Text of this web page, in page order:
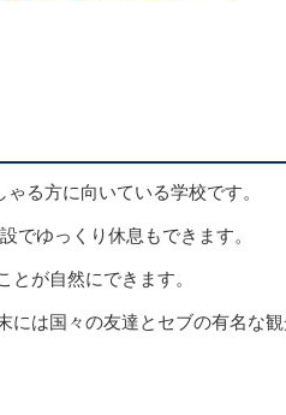
る方に向いている学校です。
でゆっくり休息もできます。
が自然にできます。
は国々の友達とセブの有名な観